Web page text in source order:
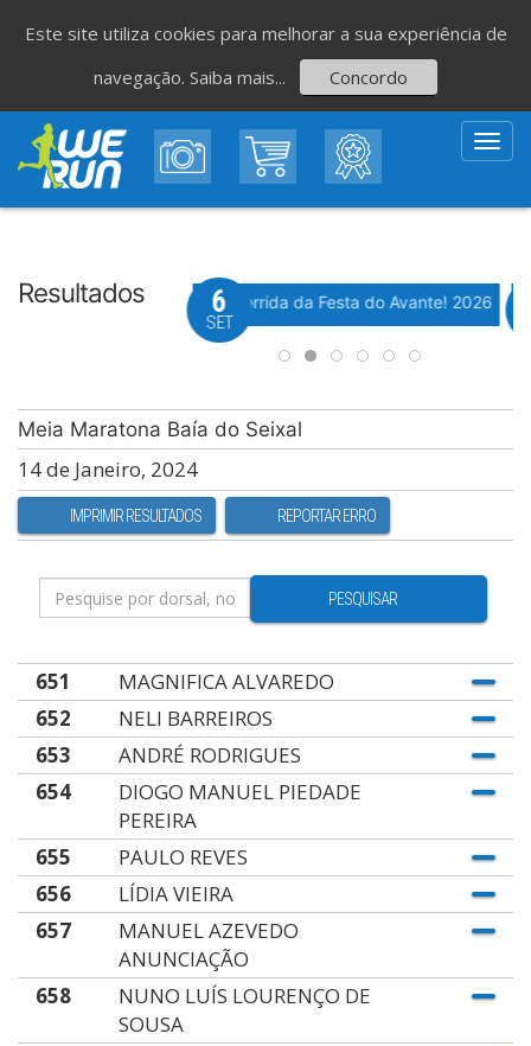
Resultados
de São Romão Evento WeTiming
37ª Corrida da Festa do Avante! 2026
6
SET
Meia Maratona Baía do Seixal
14 de Janeiro, 2024
IMPRIMIR RESULTADOS REPORTAR ERRO
PESQUISAR
651
MAGNIFICA ALVAREDO
652
NELI BARREIROS
653
ANDRÉ RODRIGUES
654
DIOGO MANUEL PIEDADE
PEREIRA
655
PAULO REVES
656
LÍDIA VIEIRA
657
MANUEL AZEVEDO
ANUNCIAÇÃO
658
NUNO LUÍS LOURENÇO DE
SOUSA
Este site utiliza cookies para melhorar a sua experiência de
navegação. Saiba mais... Concordo